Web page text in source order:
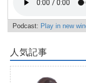
Podcast: Play in new
人気記事